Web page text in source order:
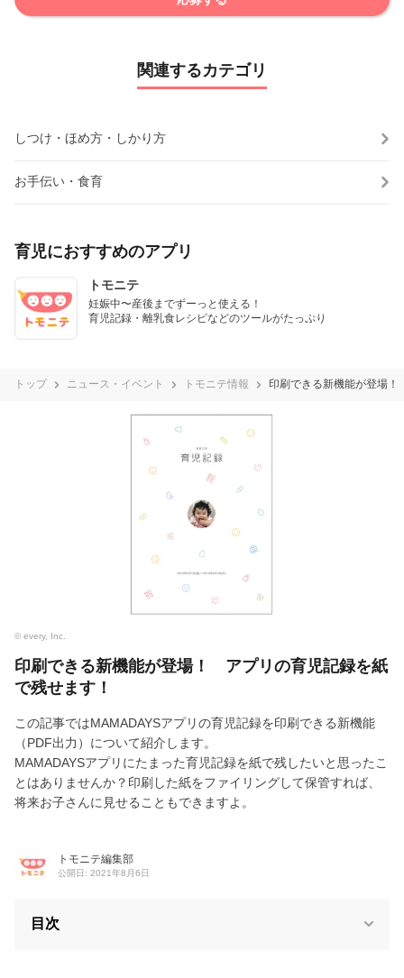
関連するカテゴリ
しつけ・ほめ方・しかり方
お手伝い・食育
育児におすすめのアプリ
トモニテ
妊娠中〜産後までずーっと使える！
育児記録・離乳食レシピなどのツールがたっぷり
トップ ニュース・イベント トモニテ情報 印刷できる新機能が登場
© every, Inc.
印刷できる新機能が登場！ アプリの育児記録を紙
で残せます！
この記事ではMAMADAYSアプリの育児記録を印刷できる新機能
（PDF出力）について紹介します。
MAMADAYSアプリにたまった育児記録を紙で残したいと思ったこ
とはありませんか？印刷した紙をファイリングして保管すれば、
将来お子さんに見せることもできますよ。
トモニテ編集部
公開日: 2021年8月6日
目次